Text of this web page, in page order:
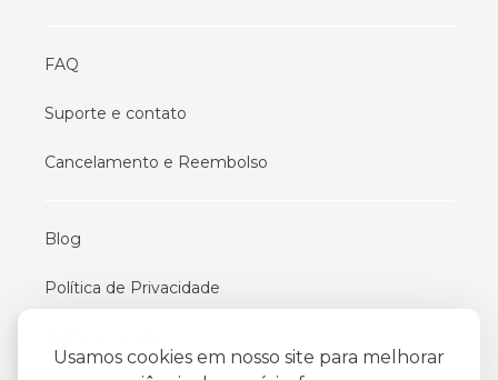
Usamos cookies em nosso site para melhorar
FAQ
Suporte e contato
Cancelamento e Reembolso
Blog
Política de Privacidade